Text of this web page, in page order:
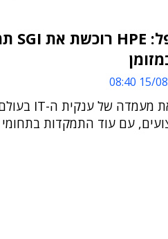
15/08/